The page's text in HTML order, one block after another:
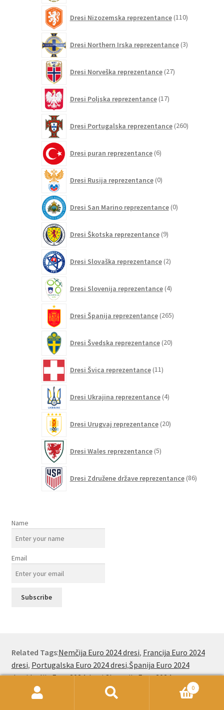
Dresi Nizozemska reprezentance 110izdelkov
Dresi Northern Irska reprezentance 3izdelki
Dresi Norveška reprezentance 27izdelkov
Dresi Poljska reprezentance 17izdelkov
Dresi Portugalska reprezentance 260izdelkov
Dresi puran reprezentance 6izdelkov
Dresi Rusija reprezentance 0izdelkov
Dresi San Marino reprezentance 0izdelkov
Dresi Škotska reprezentance 9izdelkov
Dresi Slovaška reprezentance 2izdelka
Dresi Slovenija reprezentance 4izdelki
Dresi Španija reprezentance 265izdelkov
Dresi Švedska reprezentance 20izdelkov
Dresi Švica reprezentance 11izdelkov
Dresi Ukrajina reprezentance 4izdelki
Dresi Urugvaj reprezentance 20izdelkov
Dresi Wales reprezentance 5izdelkov
Dresi Združene države reprezentance 86izdelkov
Name
Email
Related Tags:Nemčija Euro 2024 dresi, Francija Euro 2024
dresi, Portugalska Euro 2024 dresi,Španija Euro 2024
dresi,Italija Euro 2024 dresi,Slovenija Euro 2024
Nizozemska Euro 2024 dresi
Belgija Euro 2024
Real Madrid dres Anglija Euro 2024 dresi
0